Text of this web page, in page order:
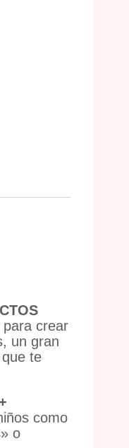
crear
un gran
te
como
o